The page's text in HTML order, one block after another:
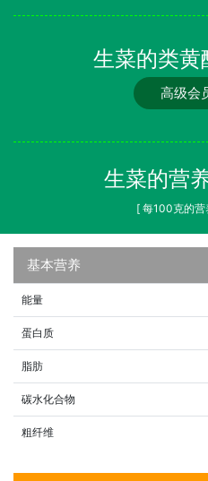
生菜的类黄
高级会
生菜的营
[ 每100克的营
基本营养
能量
蛋白质
脂肪
碳水化合物
粗纤维